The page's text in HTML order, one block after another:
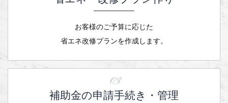
お客様のご予算に応じた
省エネ改修プランを作成します。
03
補助金の申請手続き・管理